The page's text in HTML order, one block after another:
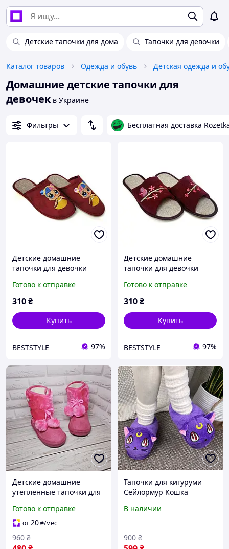
Детские тапочки для дома Тапочки для девочки
Каталог товаров Одежда и обувь Детская одежда и
Домашние детские тапочки для
девочек в Украине
Фильтры Бесплатная доставка
Детские домашние
тапочки для девочки
бордовые 624
Готово к отправке
310₴
Купить
BESTSTYLE 97%
Детские домашние
тапочки для девочки
вышывка открытый
Готово к отправке
310₴
Купить
BESTSTYLE 97%
Детские домашние
утепленные тапочки для
Готово к отправке
от20₴/мес
960 ₴
Тапочки для кигуруми
Сейлормур Кошка
тапочки котик для
В наличии
900 ₴